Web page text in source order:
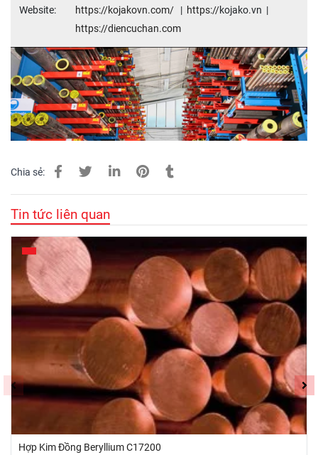
Website: https://kojakovn.com/ | https://kojako.vn |
https://diencuchan.com
Chia sẻ:
Tin tức liên quan
Hợp Kim Đồng Beryllium C17200